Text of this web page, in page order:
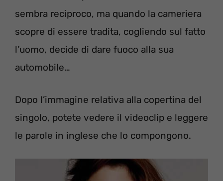
sembra reciproco, ma quando la cameriera
scopre di essere tradita, cogliendo sul fatto
l’uomo, decide di dare fuoco alla sua
automobile…
Dopo l’immagine relativa alla copertina del
singolo, potete vedere il videoclip e leggere
le parole in inglese che lo compongono.